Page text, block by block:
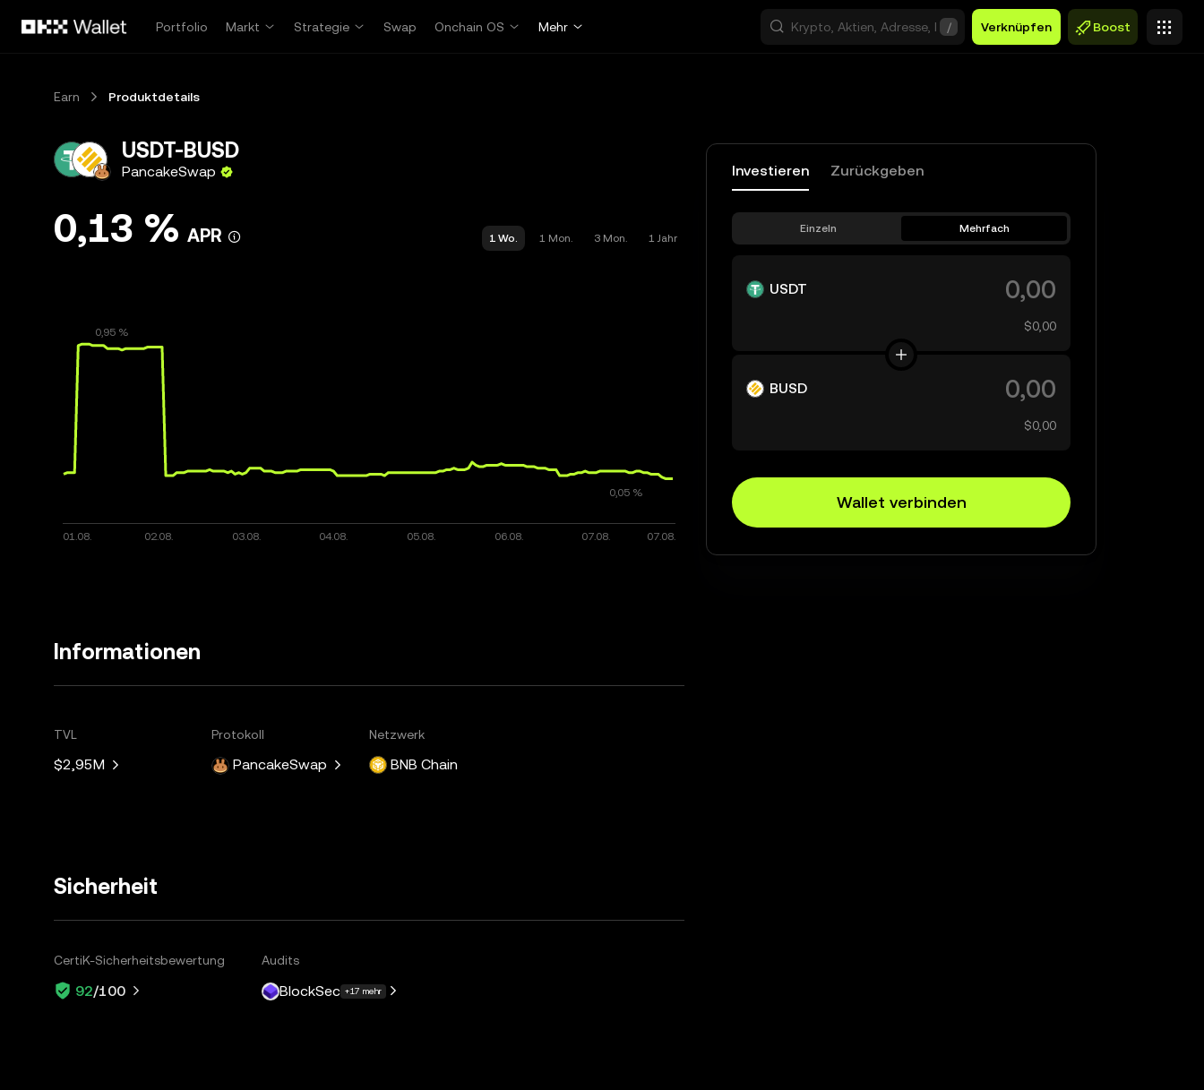
Portfolio
Markt Strategie Swap Onchain OS Mehr / Verknüpfen Boost
Earn Produktdetails
USDT-BUSD
PancakeSwap
0,13 % APR 1 Wo. 1 Mon. 3 Mon. 1 Jahr
Informationen
TVL
$2,95M
Protokoll
PancakeSwap
Netzwerk
BNB Chain
Sicherheit
CertiK-Sicherheitsbewertung
92/100
Audits
BlockSec +17 mehr
Investieren Zurückgeben
Einzeln Mehrfach
USDT
$0,00
BUSD
$0,00
Wallet verbinden